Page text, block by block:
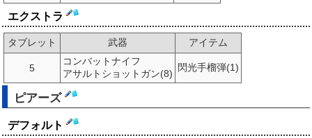
エクストラ
タブレット 武器 アイテム
5
コンバットナイフ
アサルトショットガン(8)
閃光手榴弾(1)
ピアーズ
デフォルト